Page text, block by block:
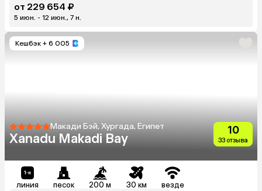
от 229 654 ₽
5 июн. - 12 июн., 7 н.
Кешбэк + 6 005
Макади Бэй, Хургада, Египет
Xanadu Makadi Bay
10
33 отзыва
линия песок 200 м 30 км везде